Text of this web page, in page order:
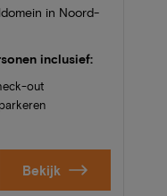
in Noord-
inclusief:
out
Bekijk